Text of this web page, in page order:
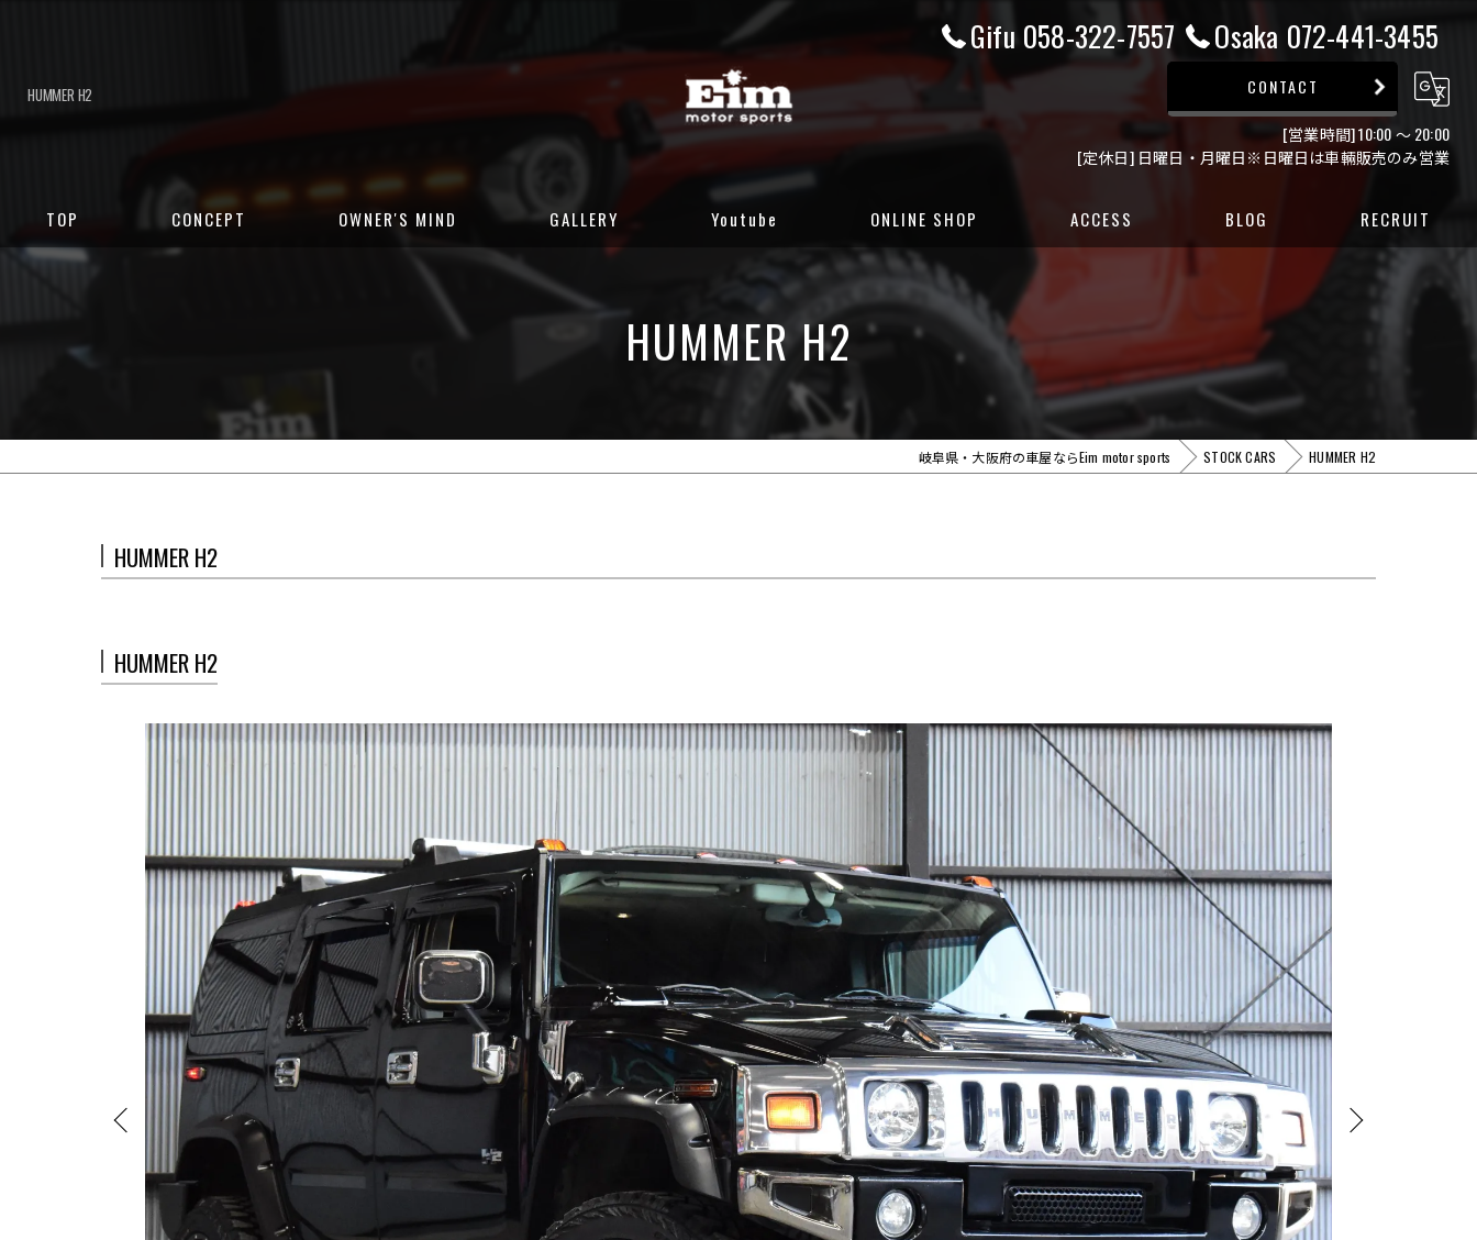
HUMMER H2
Gifu 058-322-7557 Osaka 072-441-3455
CONTACT
[営業時間] 10:00 ～ 20:00
[定休日] 日曜日・月曜日※日曜日は車輛販売のみ営業
TOP CONCEPT OWNER'S MIND GALLERY
CUSTOM GALLERY
Youtube ONLINE SHOP
岐阜店カーセンサー
岐阜店グーネット
大阪店カーセンサー
大阪店グーネット
ACCESS BLOG RECRUIT
HUMMER H2
岐阜県・大阪府の車屋ならEim motor sports STOCK CARS HUMMER H2
HUMMER H2
HUMMER H2